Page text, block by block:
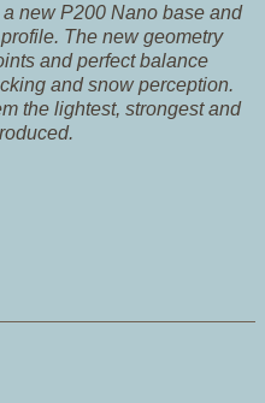
new P200 Nano base and
The new geometry
and perfect balance
and snow perception.
the lightest, strongest and